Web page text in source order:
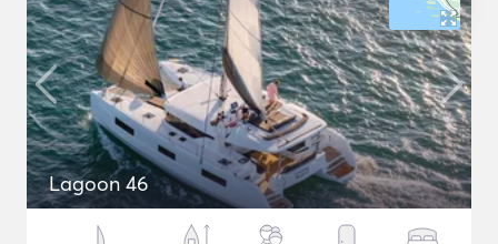
Lagoon 46